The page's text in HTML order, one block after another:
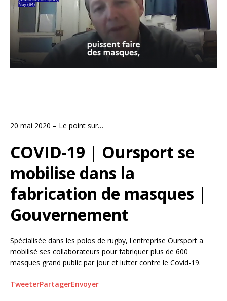
20 mai 2020 – Le point sur…
COVID-19 | Oursport se
mobilise dans la
fabrication de masques |
Gouvernement
Spécialisée dans les polos de rugby, l'entreprise Oursport a
mobilisé ses collaborateurs pour fabriquer plus de 600
masques grand public par jour et lutter contre le Covid-19.
TweeterPartagerEnvoyer